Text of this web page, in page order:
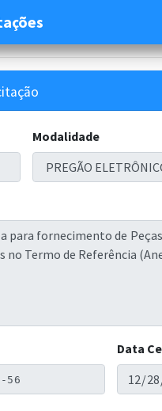
Modalidade
Data